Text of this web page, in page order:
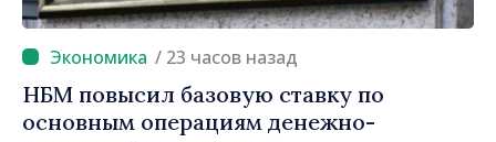
/ 23 часов назад
НБМ повысил базовую ставку по
основным операциям денежно-